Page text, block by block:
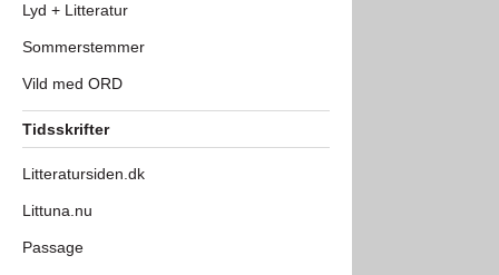
Lyd + Litteratur
Sommerstemmer
Vild med ORD
Tidsskrifter
Litteratursiden.dk
Littuna.nu
Passage